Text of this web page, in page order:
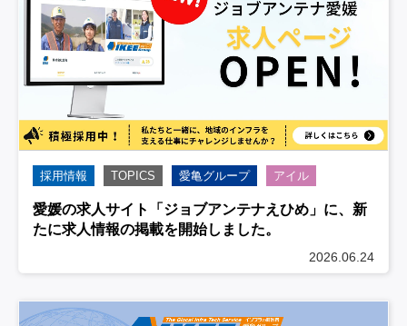
採用情報 TOPICS 愛亀グループ アイル
愛媛の求人サイト「ジョブアンテナえひめ」に、新
たに求人情報の掲載を開始しました。
2026.06.24